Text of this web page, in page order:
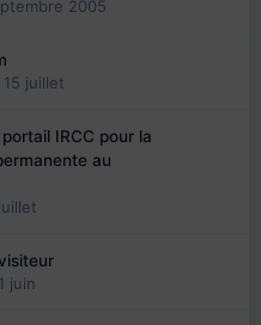
2005
15 juillet
IRCC pour la
au
juin